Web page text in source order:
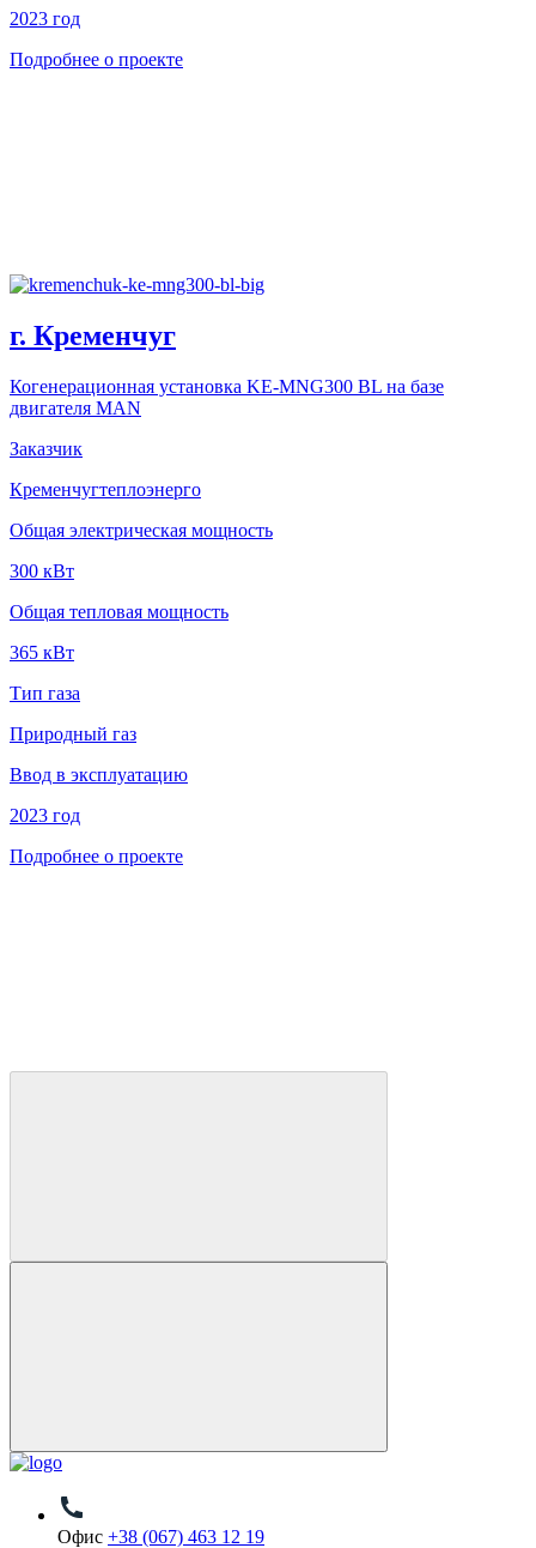
2023 год
Подробнее о проекте
г. Кременчуг
Когенерационная установка KE-MNG300 BL на базе
двигателя MAN
Заказчик
Кременчугтеплоэнерго
Общая электрическая мощность
300 кВт
Общая тепловая мощность
365 кВт
Тип газа
Природный газ
Ввод в эксплуатацию
2023 год
Подробнее о проекте
Офис +38 (067) 463 12 19